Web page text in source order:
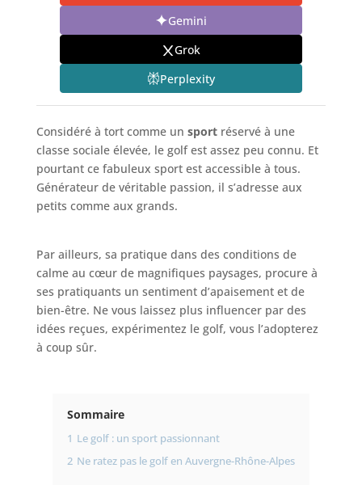
Gemini
Grok
Perplexity
Considéré à tort comme un sportréservé à une
classe sociale élevée, le golf est assez peu connu. Et
pourtant ce fabuleux sport est accessible à tous.
Générateur de véritable passion, il s’adresse aux
petits comme aux grands.
Par ailleurs, sa pratique dans des conditions de
calme au cœur de magnifiques paysages, procure à
ses pratiquants un sentiment d’apaisement et de
bien-être. Ne vous laissez plus influencer par des
idées reçues, expérimentez le golf, vous l’adopterez
à coup sûr.
Sommaire
1 Le golf : un sport passionnant
2 Ne ratez pas le golf en Auvergne-Rhône-Alpes